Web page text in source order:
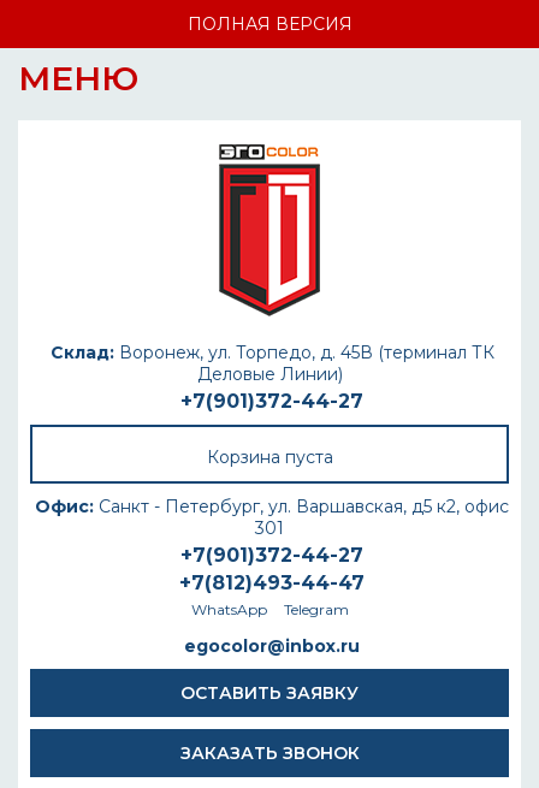
ПОЛНАЯ ВЕРСИЯ
МЕНЮ
Склад:Воронеж, ул. Торпедо, д. 45В (терминал ТК
Деловые Линии)
+7(901)372-44-27
Корзина пуста
Офис: Санкт - Петербург, ул. Варшавская, д5 к2, офис
301
+7(901)372-44-27
+7(812)493-44-47
WhatsApp Telegram
egocolor@inbox.ru
ОСТАВИТЬ ЗАЯВКУ
ЗАКАЗАТЬ ЗВОНОК